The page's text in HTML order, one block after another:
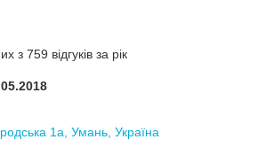
з 759 відгуків за рік
1а, Умань, Україна